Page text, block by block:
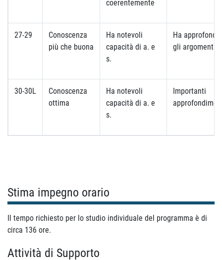
coerentemente
27-29
Conoscenza
più che buona
Ha notevoli
capacità di a. e
s.
Ha
gli argomenti
30-30L
Conoscenza
ottima
Ha notevoli
capacità di a. e
s.
Importanti
Stima impegno orario
Il tempo richiesto per lo studio individuale del programma è di
circa 136 ore.
Attività di Supporto